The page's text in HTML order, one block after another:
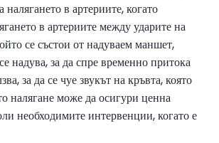
в артериите, когато
в артериите между ударите на
се състои от надуваем маншет,
надува, за да спре временно притока
за да се чуе звукът на кръвта, която
налягане може да осигури ценна
необходимите интервенции, когато е